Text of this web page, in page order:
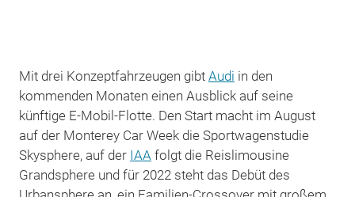
Mit drei Konzeptfahrzeugen gibt Audi in den
kommenden Monaten einen Ausblick auf seine
künftige E-Mobil-Flotte. Den Start macht im August
auf der Monterey Car Week die Sportwagenstudie
Skysphere, auf der IAA folgt die Reislimousine
Grandsphere und für 2022 steht das Debüt des